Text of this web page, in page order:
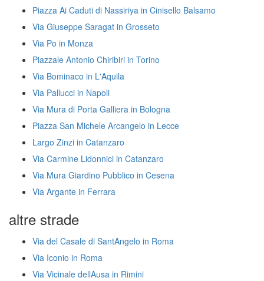
Piazza Ai Caduti di Nassiriya in Cinisello Balsamo
Via Giuseppe Saragat in Grosseto
Via Po in Monza
Piazzale Antonio Chiribiri in Torino
Via Bominaco in L'Aquila
Via Pallucci in Napoli
Via Mura di Porta Galliera in Bologna
Piazza San Michele Arcangelo in Lecce
Largo Zinzi in Catanzaro
Via Carmine Lidonnici in Catanzaro
Via Mura Giardino Pubblico in Cesena
Via Argante in Ferrara
altre strade
Via del Casale di SantAngelo in Roma
Via Iconio in Roma
Via Vicinale dellAusa in Rimini